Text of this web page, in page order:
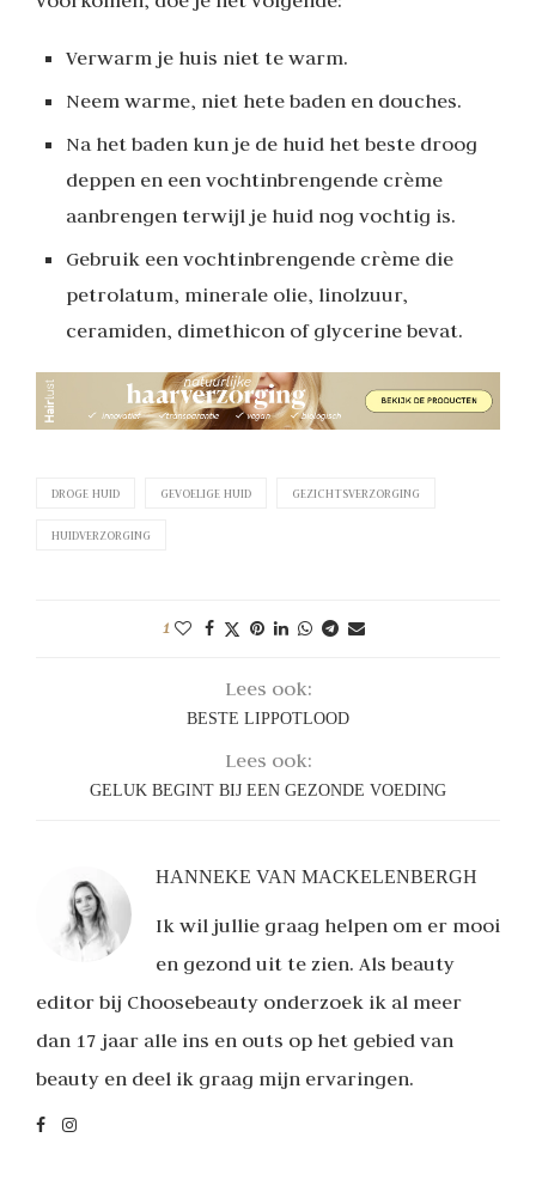
Verwarm je huis niet te warm.
Neem warme, niet hete baden en douches.
Na het baden kun je de huid het beste droog
deppen en een vochtinbrengende crème
aanbrengen terwijl je huid nog vochtig is.
Gebruik een vochtinbrengende crème die
petrolatum, minerale olie, linolzuur,
ceramiden, dimethicon of glycerine bevat.
DROGE HUID GEVOELIGE HUID GEZICHTSVERZORGING
HUIDVERZORGING
1
Lees ook:
BESTE LIPPOTLOOD
Lees ook:
GELUK BEGINT BIJ EEN GEZONDE VOEDING
HANNEKE VAN MACKELENBERGH
Ik wil jullie graag helpen om er mooi
en gezond uit te zien. Als beauty
editor bij Choosebeauty onderzoek ik al meer
dan 17 jaar alle ins en outs op het gebied van
beauty en deel ik graag mijn ervaringen.